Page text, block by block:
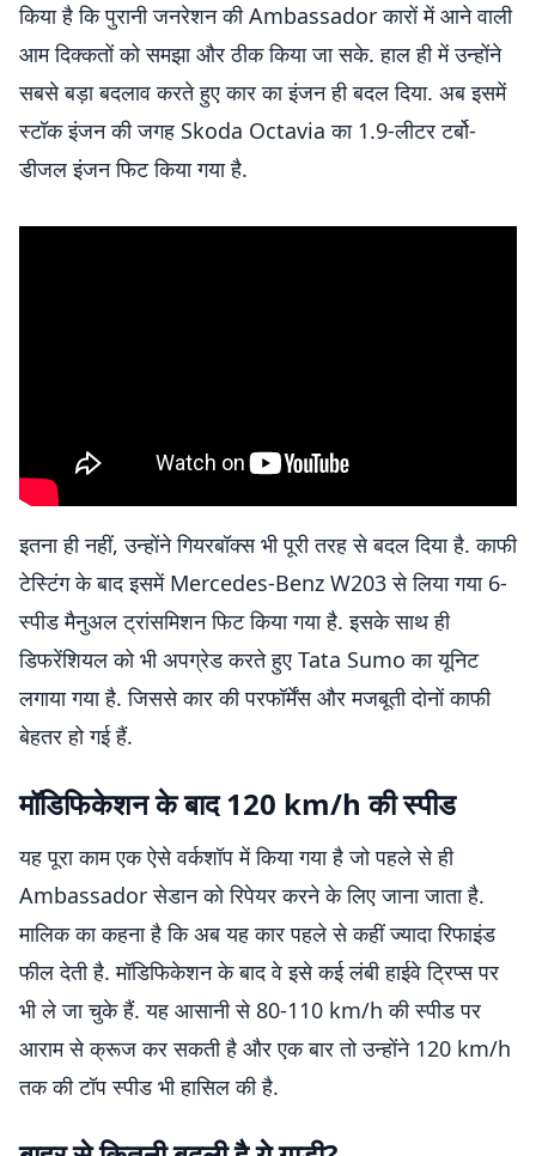
किया है कि पुरानी जनरेशन की Ambassador कारों में आने वाली
आम दिक्कतों को समझा और ठीक किया जा सके. हाल ही में उन्होंने
सबसे बड़ा बदलाव करते हुए कार का इंजन ही बदल दिया. अब इसमें
स्टॉक इंजन की जगह Skoda Octavia का 1.9-लीटर टर्बो-
डीजल इंजन फिट किया गया है.
इतना ही नहीं, उन्होंने गियरबॉक्स भी पूरी तरह से बदल दिया है. काफी
टेस्टिंग के बाद इसमें Mercedes-Benz W203 से लिया गया 6-
स्पीड मैनुअल ट्रांसमिशन फिट किया गया है. इसके साथ ही
डिफरेंशियल को भी अपग्रेड करते हुए Tata Sumo का यूनिट
लगाया गया है. जिससे कार की परफॉर्मेंस और मजबूती दोनों काफी
बेहतर हो गई हैं.
मॉडिफिकेशन के बाद 120 km/h की स्पीड
यह पूरा काम एक ऐसे वर्कशॉप में किया गया है जो पहले से ही
Ambassador सेडान को रिपेयर करने के लिए जाना जाता है.
मालिक का कहना है कि अब यह कार पहले से कहीं ज्यादा रिफाइंड
फील देती है. मॉडिफिकेशन के बाद वे इसे कई लंबी हाईवे ट्रिप्स पर
भी ले जा चुके हैं. यह आसानी से 80-110 km/h की स्पीड पर
आराम से क्रूज कर सकती है और एक बार तो उन्होंने 120 km/h
तक की टॉप स्पीड भी हासिल की है.